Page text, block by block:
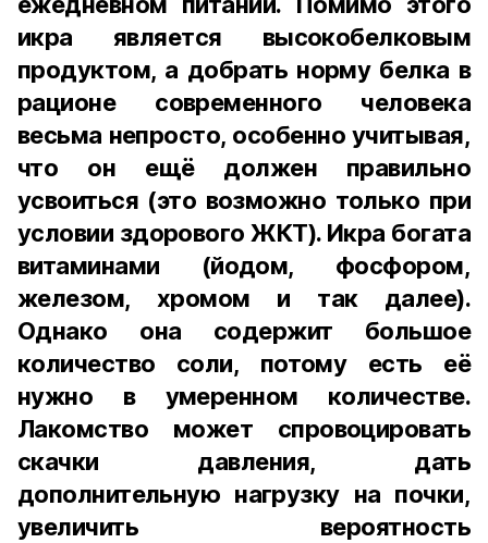
икра является высокобелковым
продуктом, а добрать норму белка в
рационе современного человека
весьма непросто, особенно учитывая,
что он ещё должен правильно
усвоиться (это возможно только при
условии здорового ЖКТ). Икра богата
витаминами (йодом, фосфором,
железом, хромом и так далее).
Однако она содержит большое
количество соли, потому есть её
нужно в умеренном количестве.
Лакомство может спровоцировать
скачки давления, дать
дополнительную нагрузку на почки,
увеличить вероятность